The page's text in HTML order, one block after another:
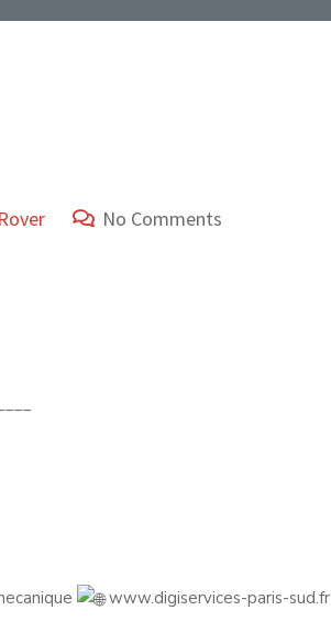
No Comments
www.digiservices-paris-sud.fr